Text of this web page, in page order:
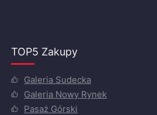
TOP5 Zakupy
Galeria Sudecka
Galeria Nowy Rynek
Pasaż Górski